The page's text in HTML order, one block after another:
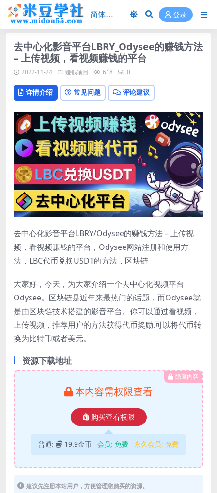
登录
去中心化影音平台LBRY_Odysee的赚钱方法
– 上传视频，看视频赚钱的平台
2022-11-24 赚钱项目 618 0
详情介绍 常见问题 评论建议
去中心化影音平台LBRY/Odysee的赚钱方法 – 上传视
频，看视频赚钱的平台，Odysee网站注册和使用方
法，LBC代币兑换USDT的方法，区块链
大家好，今天，为大家介绍一个去中心化视频平台
Odysee。区块链是近年来最热门的话题，而Odysee就
是由区块链技术搭建的影音平台。你可以通过看视频，
上传视频，推荐用户的方法获得代币奖励.可以将代币转
换为比特币或者美元。
资源下载地址
隐藏内容
本内容需权限查看
购买查看权限
普通: 19.9金币 会员: 免费 永久会员: 免费
建议先注册本站用户，方便管理您购买的资源。